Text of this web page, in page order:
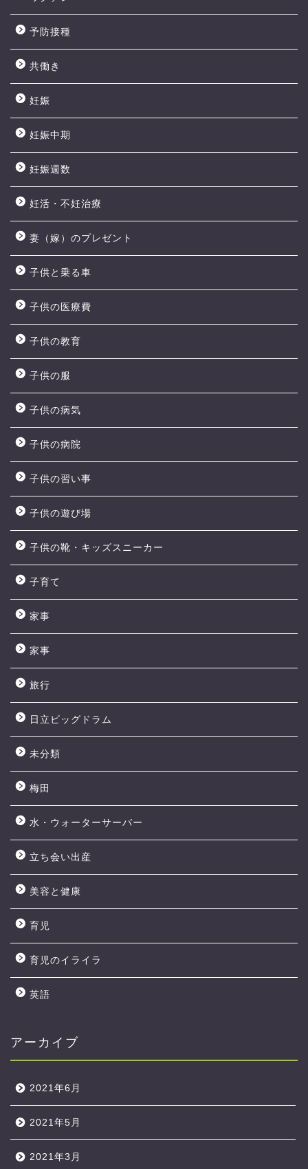
予防接種
共働き
妊娠
妊娠中期
妊娠週数
妊活・不妊治療
妻（嫁）のプレゼント
子供と乗る車
子供の医療費
子供の教育
子供の服
子供の病気
子供の病院
子供の習い事
子供の遊び場
子供の靴・キッズスニーカー
子育て
家事
家事
旅行
日立ビッグドラム
未分類
梅田
水・ウォーターサーバー
立ち会い出産
美容と健康
育児
育児のイライラ
英語
アーカイブ
2021年6月
2021年5月
2021年3月